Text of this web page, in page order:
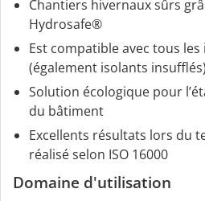
Chantiers hivernaux sûrs
Hydrosafe®
Est compatible avec tous
(également isolants insufflés)
Solution écologique pour
du bâtiment
Excellents résultats lors du
réalisé selon ISO 16000
Domaine d'utilisation